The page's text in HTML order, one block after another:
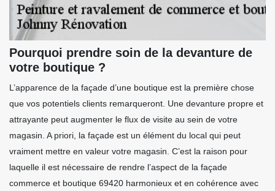
Pourquoi prendre soin de la devanture de
votre boutique ?
L’apparence de la façade d’une boutique est la première chose
que vos potentiels clients remarqueront. Une devanture propre et
attrayante peut augmenter le flux de visite au sein de votre
magasin. A priori, la façade est un élément du local qui peut
vraiment mettre en valeur votre magasin. C’est la raison pour
laquelle il est nécessaire de rendre l’aspect de la façade
commerce et boutique 69420 harmonieux et en cohérence avec